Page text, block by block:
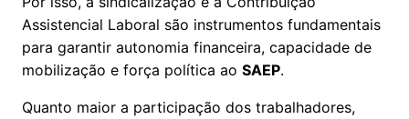
Assistencial Laboral são instrumentos fundamentais
para garantir autonomia financeira, capacidade de
mobilização e força política ao SAEP.
Quanto maior a participação dos trabalhadores,